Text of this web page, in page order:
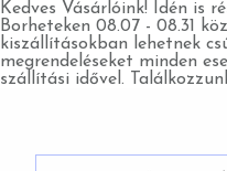
Kedves Vásárlóink! Idén is
Borheteken 08.07 - 08.31
kiszállításokban lehetnek
megrendeléseket minden
szállítási idővel.